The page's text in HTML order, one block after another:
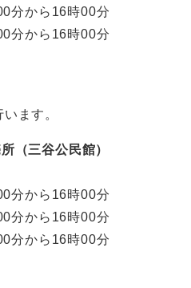
分から16時00分
分から16時00分
ます。
（三谷公民館）
分から16時00分
分から16時00分
分から16時00分